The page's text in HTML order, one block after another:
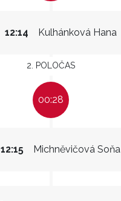
Kulhánková Hana
12:14
2. POLOČAS
00:28
Michněvičová Soňa
12:15